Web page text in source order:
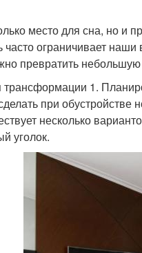
место для сна, но и
ограничивает
превратить
1.
при
несколько
уголок.